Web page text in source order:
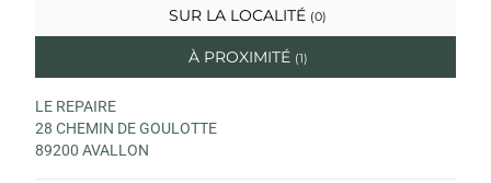
SUR LA LOCALITÉ (0)
À PROXIMITÉ (1)
LE REPAIRE
28 CHEMIN DE GOULOTTE
89200 AVALLON